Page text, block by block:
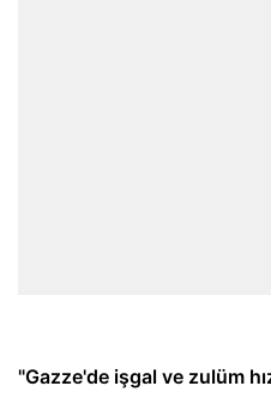
"Gazze'de işgal ve zulüm